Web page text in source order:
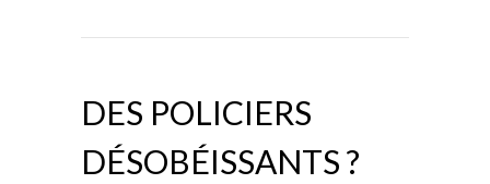
DES POLICIERS
DÉSOBÉISSANTS ?